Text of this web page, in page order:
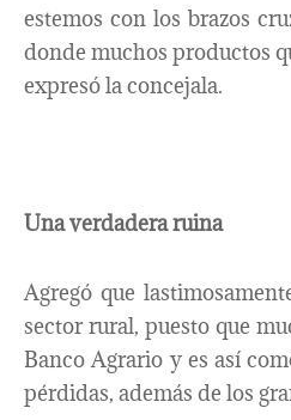
estemos con los brazos
donde muchos productos
expresó la concejala.
Una verdadera ruina
Agregó que
sector rural, puesto que
Banco Agrario y es así
pérdidas, además de los